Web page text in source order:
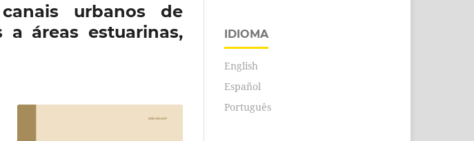
urbanos de
a áreas estuarinas,
IDIOMA
English
Español
Português